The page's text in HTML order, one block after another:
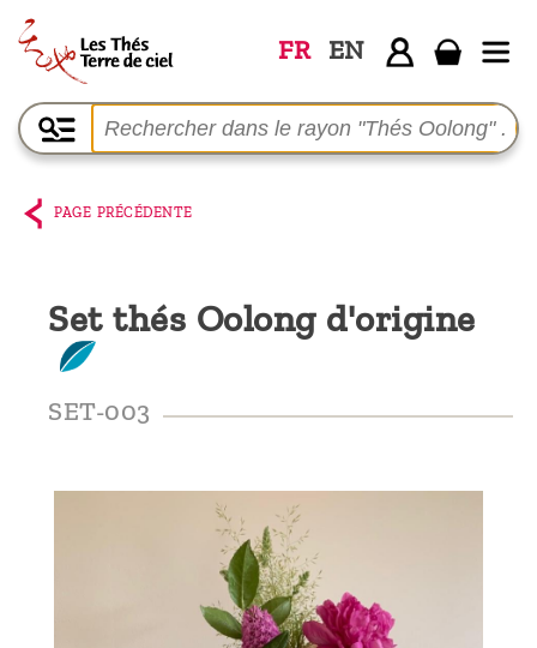
FR EN
Accueil
La
boutique
Parmi les
producteurs,
PAGE PRÉCÉDENTE
Set thés Oolong d'origine
SET-003